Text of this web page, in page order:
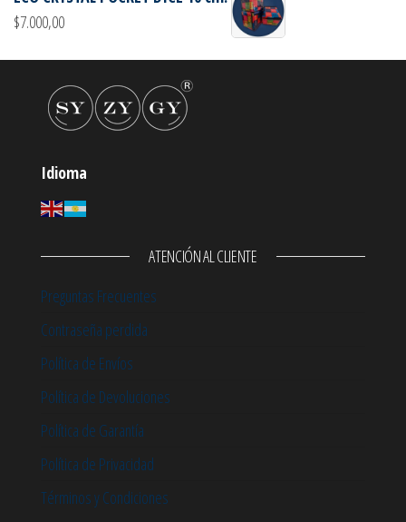
$7.000,00
Idioma
ATENCIÓN AL CLIENTE
Preguntas Frecuentes
Contraseña perdida
Política de Envíos
Política de Devoluciones
Política de Garantía
Política de Privacidad
Términos y Condiciones